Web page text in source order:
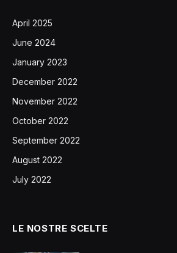
April 2025
June 2024
January 2023
December 2022
November 2022
October 2022
September 2022
August 2022
July 2022
LE NOSTRE SCELTE